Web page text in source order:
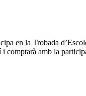
en la Trobada
comptarà amb la